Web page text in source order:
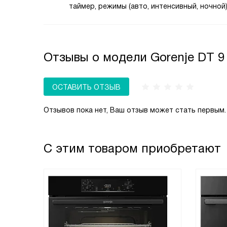
таймер, режимы (авто, интенсивный, ночной),
автоматически подстраивают мощность
выключения и подсветка с регулировкой
Электроника экономит энергию, снижает шум
Отзывы о модели Gorenje DT 9
ОСТАВИТЬ ОТЗЫВ
Отзывов пока нет, Ваш отзыв может стать первым.
С этим товаром приобретают